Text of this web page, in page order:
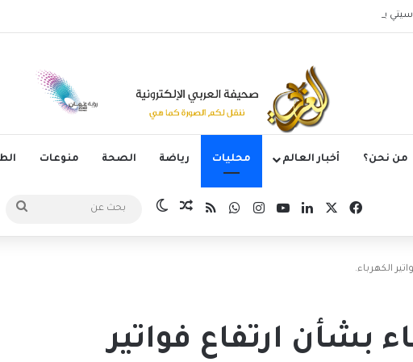
يتجاوز نجوم الدوري الكوري بثلاثية في أول انتصار تحت قيادة ماريسكا
من نحن؟ أخبار العالم محليات رياضة الصحة منوعات
فيسبوكلينكدإن‫YouTubeانستقرام
واتسابملخص الموقع RSS
مقال عشوائي
الوضع المظلم
عن
الكهرباء.
بشأن ارتفاع فواتير